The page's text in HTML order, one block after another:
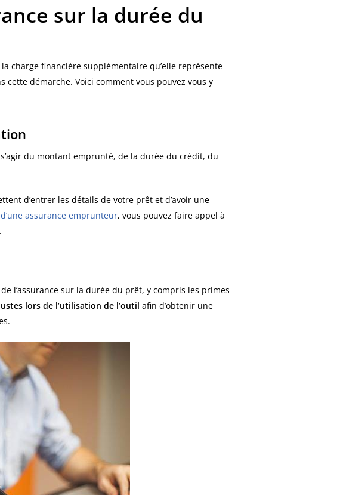
sur la durée du
charge financière supplémentaire qu’elle représente
démarche. Voici comment vous pouvez vous y
du montant emprunté, de la durée du crédit, du
d’entrer les détails de votre prêt et d’avoir une
assurance emprunteur, vous pouvez faire appel à
l’assurance sur la durée du prêt, y compris les primes
lors de l’utilisation de l’outil afin d’obtenir une